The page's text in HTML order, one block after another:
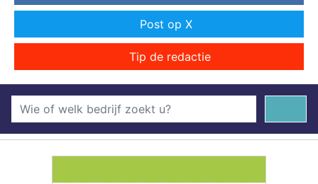
Post op X
Tip de redactie